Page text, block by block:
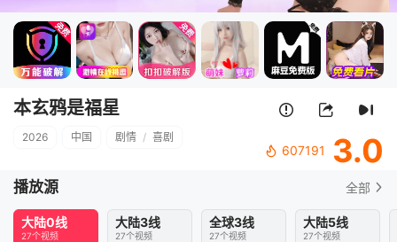
本玄鸦是福星
2026 中国 剧情 / 喜剧
607191 3.0
播放源 全部
大陆0线
27个视频
大陆3线
27个视频
全球3线
27个视频
大陆5线
27个视频